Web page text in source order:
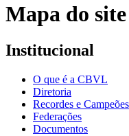
Mapa do site
Institucional
O que é a CBVL
Diretoria
Recordes e
Federações
Documentos